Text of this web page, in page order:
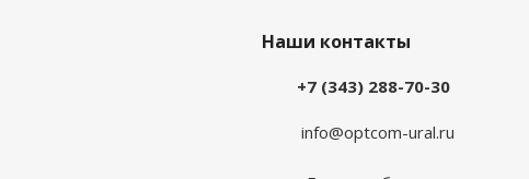
Наши контакты
+7 (343) 288-70-30
info@optcom-ural.ru